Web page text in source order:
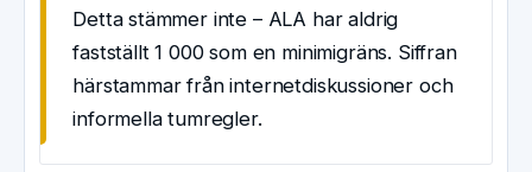
Detta stämmer inte – ALA har aldrig
fastställt 1 000 som en minimigräns. Siffran
härstammar från internetdiskussioner och
informella tumregler.